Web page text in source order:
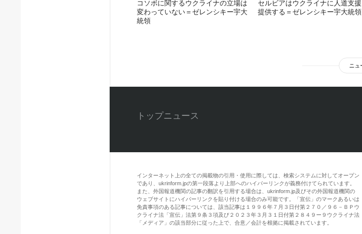
コソボに関するウクライナの立場は
変わっていない＝ゼレンシキー宇大
統領
セルビアはウクライナに人道支
提供する＝ゼレンシキー宇大統領
ニュ
トップニュース
インターネット上の全ての掲載物の引用・使用に際しては、検索システムに対してオープン
であり、ukrinform.jpの第一段落より上部へのハイパーリンクが義務付けてられています。
また、外国報道機関の記事の翻訳を引用する場合は、ukrinform.jp及びその外国報道機関の
ウェブサイトにハイパーリンクを貼り付ける場合のみ可能です。「宣伝」のマークあるいは
免責事項のある記事については、該当記事は１９９６年７月３日付第２７０／９６－ＢＰウ
クライナ法「宣伝」法第９条３項及び２０２３年３月３１日付第２８４９ー９ウクライナ法
「メディア」の該当部分に従った上で、合意／会計を根拠に掲載されています。